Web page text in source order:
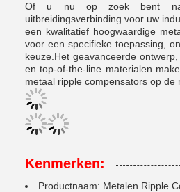
Of u nu op zoek bent
uitbreidingsverbinding voor uw
een kwalitatief hoogwaardige
voor een specifieke toepassing,
keuze.Het geavanceerde
en top-of-the-line materialen
metaal ripple compensators op de
Kenmerken:
Productnaam: Metalen Ripple